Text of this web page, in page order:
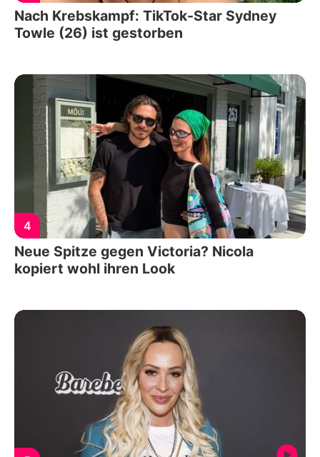
Nach Krebskampf: TikTok-Star Sydney
Towle (26) ist gestorben
4
Neue Spitze gegen Victoria? Nicola
kopiert wohl ihren Look